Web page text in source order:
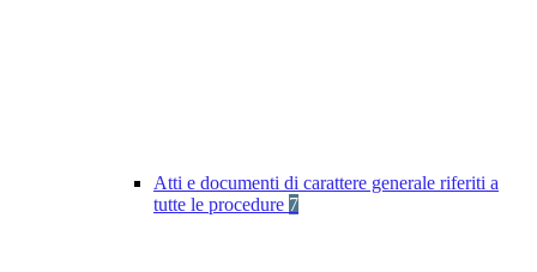
Atti e documenti di carattere generale riferiti a
tutte le procedure 7